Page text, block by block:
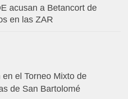
acusan a Betancort de
en las ZAR
el Torneo Mixto de
de San Bartolomé